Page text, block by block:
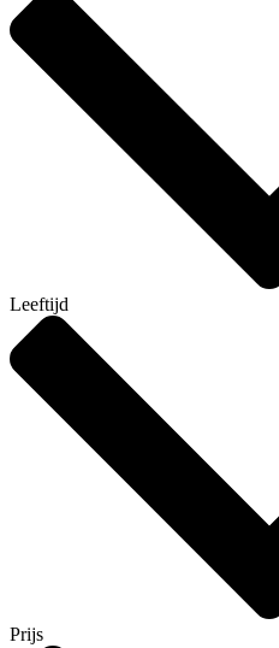
Leeftijd
Prijs